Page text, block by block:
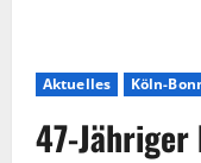
Aktuelles Köln-
47-